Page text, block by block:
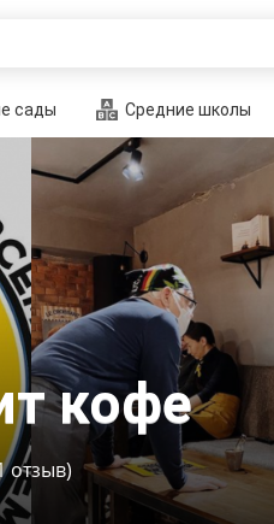
сады Средние школы
кофе
отзыв)